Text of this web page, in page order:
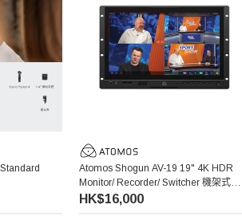
Atomos Shogun AV-19 19" 4K HDR
Monitor/ Recorder/ Switcher 機架式監
視器
HK$16,000